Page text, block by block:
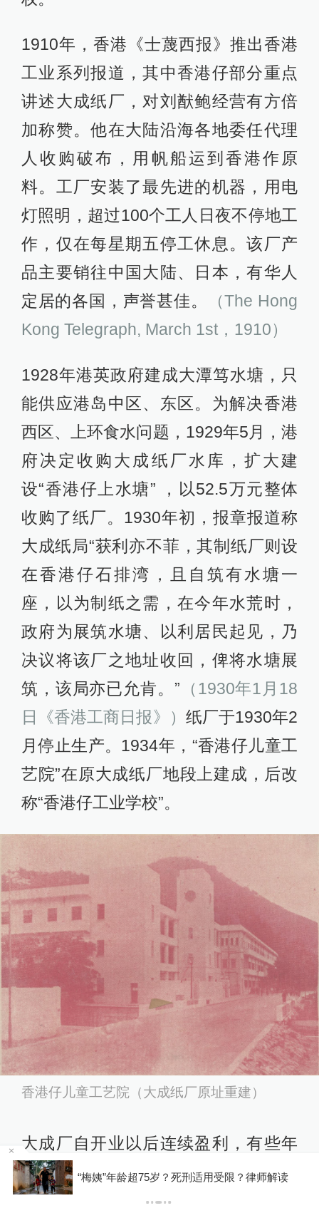
1910年，香港《士蔑西报》推出香港
工业系列报道，其中香港仔部分重点
讲述大成纸厂，对刘猷鲍经营有方倍
加称赞。他在大陆沿海各地委任代理
人收购破布，用帆船运到香港作原
料。工厂安装了最先进的机器，用电
灯照明，超过100个工人日夜不停地工
作，仅在每星期五停工休息。该厂产
品主要销往中国大陆、日本，有华人
定居的各国，声誉甚佳。
（The Hong
Kong Telegraph, March 1st，1910）
1928年港英政府建成大潭笃水塘，只
能供应港岛中区、东区。为解决香港
西区、上环食水问题，1929年5月，港
府决定收购大成纸厂水库，扩大建
设“香港仔上水塘” ，以52.5万元整体
收购了纸厂。1930年初，报章报道称
大成纸局“获利亦不菲，其制纸厂则设
在香港仔石排湾，且自筑有水塘一
座，以为制纸之需，在今年水荒时，
政府为展筑水塘、以利居民起见，乃
决议将该厂之地址收回，俾将水塘展
筑，该局亦已允肯。” （1930年1月18
日《香港工商日报》） 纸厂于1930年2
月停止生产。1934年，“香港仔儿童工
艺院”在原大成纸厂地段上建成，后改
称“香港仔工业学校”。
香港仔儿童工艺院（大成纸厂原址重建）
大成厂自开业以后连续盈利，有些年
份的盈利还相当可观。政府收购纸厂
及水库，对股东来说是获利离场，并
限？律师解读
因瞬时客流集中等原因致部分观众
江省博物馆致歉